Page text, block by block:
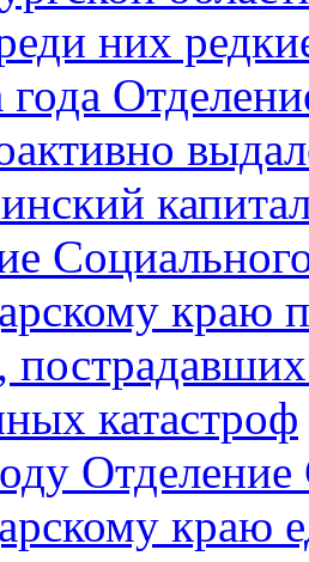
них
года
краю
катастроф
краю